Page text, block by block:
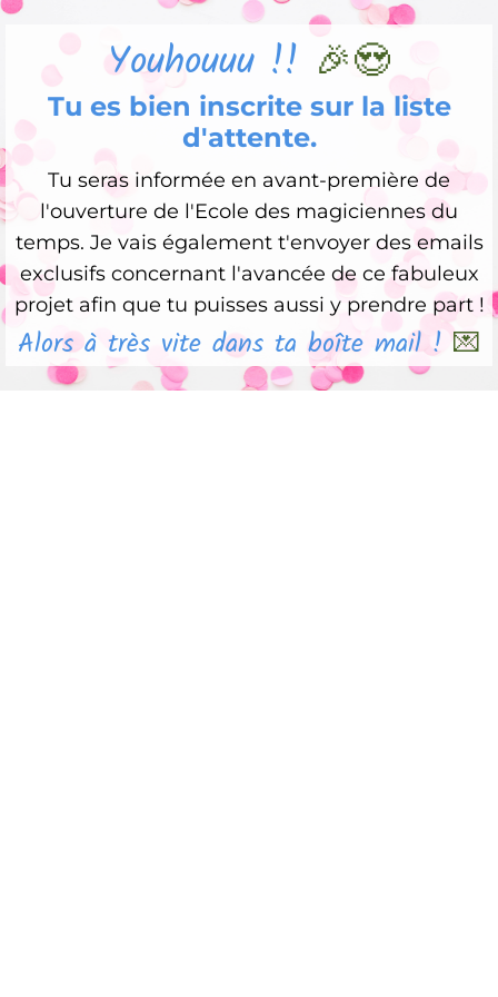
Youhouuu !! 🎉😍
Tu es bien inscrite sur la liste
d'attente.
Tu seras informée en avant-première de
l'ouverture de l'Ecole des magiciennes du
temps. Je vais également t'envoyer des emails
exclusifs concernant l'avancée de ce fabuleux
projet afin que tu puisses aussi y prendre part !
Alors à très vite dans ta boîte mail ! 💌